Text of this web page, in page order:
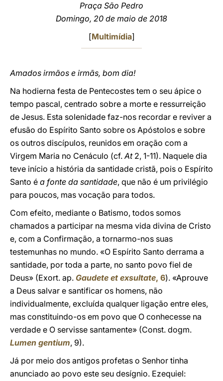
Praça São Pedro
Domingo, 20 de maio de 2018
[Multimídia]
Amados irmãos e irmãs, bom dia!
Na hodierna festa de Pentecostes tem o seu ápice o
tempo pascal, centrado sobre a morte e ressurreição
de Jesus. Esta solenidade faz-nos recordar e reviver a
efusão do Espírito Santo sobre os Apóstolos e sobre
os outros discípulos, reunidos em oração com a
Virgem Maria no Cenáculo (cf.At2, 1-11). Naquele dia
teve início a história da santidade cristã, pois o Espírito
Santo é a fonte da santidade, que não é um privilégio
para poucos, mas vocação para todos.
Com efeito, mediante o Batismo, todos somos
chamados a participar na mesma vida divina de Cristo
e, com a Confirmação, a tornarmo-nos suas
testemunhas no mundo. «O Espírito Santo derrama a
santidade, por toda a parte, no santo povo fiel de
Deus» (Exort. ap. Gaudete et exsultate, 6). «Aprouve
a Deus salvar e santificar os homens, não
individualmente, excluída qualquer ligação entre eles,
mas constituindo-os em povo que O conhecesse na
verdade e O servisse santamente» (Const. dogm.
Lumen gentium, 9).
Já por meio dos antigos profetas o Senhor tinha
anunciado ao povo este seu desígnio. Ezequiel: